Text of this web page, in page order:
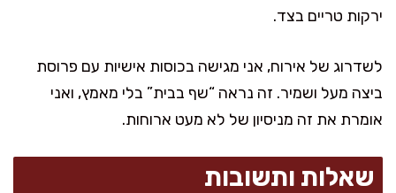
ירקות טריים בצד.
לשדרוג של אירוח, אני מגישה בכוסות אישיות עם פרוסת
ביצה מעל ושמיר. זה נראה “שף בבית” בלי מאמץ, ואני
אומרת את זה מניסיון של לא מעט ארוחות.
שאלות ותשובות